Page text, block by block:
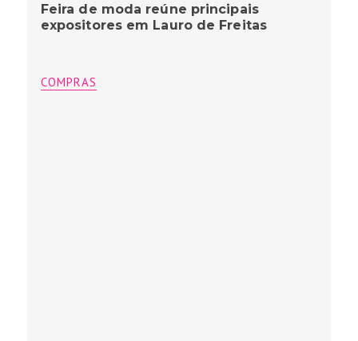
Feira de moda reúne principais
expositores em Lauro de Freitas
COMPRAS